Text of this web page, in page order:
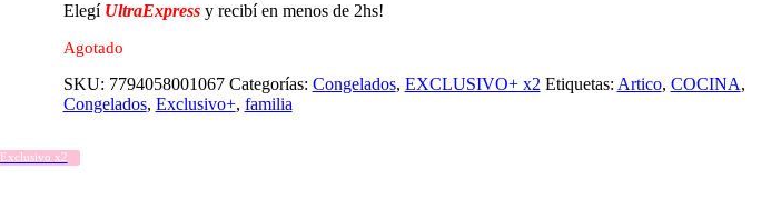
Elegí UltraExpress y recibí en menos de 2hs!
Agotado
SKU: 7794058001067 Categorías: Congelados, EXCLUSIVO+ x2 Etiquetas: Artico, COCINA,
Congelados, Exclusivo+, familia
Exclusivo x2